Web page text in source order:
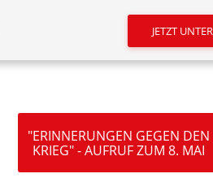
JETZT
"ERINNERUNGEN GEGEN DEN
KRIEG" - AUFRUF ZUM 8. MAI